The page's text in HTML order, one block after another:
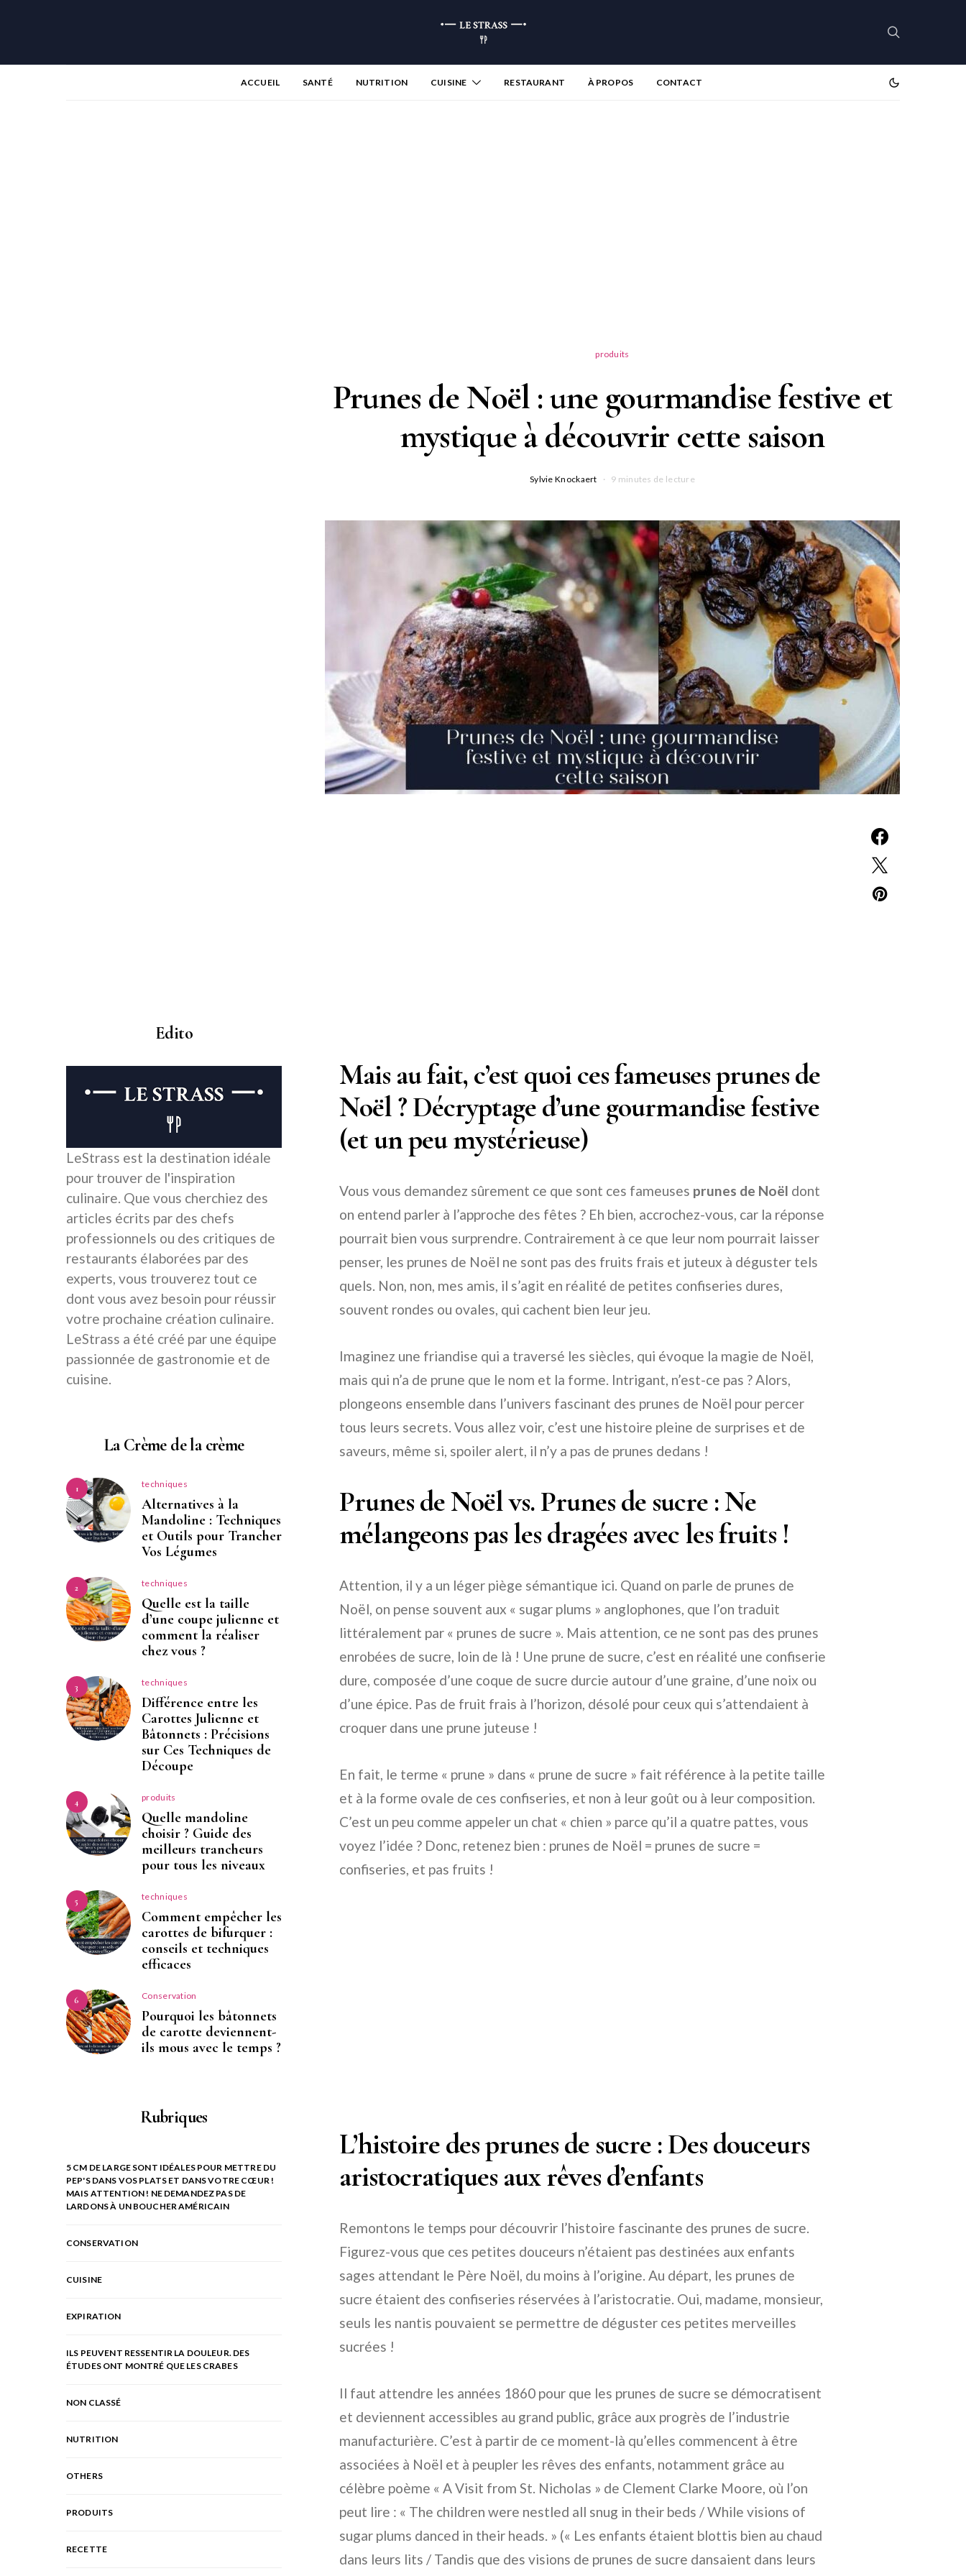
ACCUEIL SANTÉ NUTRITION CUISINE RESTAURANT À PROPOS CONTACT
produits
Prunes de Noël : une gourmandise festive et
mystique à découvrir cette saison
Sylvie Knockaert 9 minutes de lecture
Mais au fait, c’est quoi ces fameuses prunes de
Noël ? Décryptage d’une gourmandise festive
(et un peu mystérieuse)
Vous vous demandez sûrement ce que sont ces fameuses prunes de Noël dont
on entend parler à l’approche des fêtes ? Eh bien, accrochez-vous, car la réponse
pourrait bien vous surprendre. Contrairement à ce que leur nom pourrait laisser
penser, les prunes de Noël ne sont pas des fruits frais et juteux à déguster tels
quels. Non, non, mes amis, il s’agit en réalité de petites confiseries dures,
souvent rondes ou ovales, qui cachent bien leur jeu.
Imaginez une friandise qui a traversé les siècles, qui évoque la magie de Noël,
mais qui n’a de prune que le nom et la forme. Intrigant, n’est-ce pas ? Alors,
plongeons ensemble dans l’univers fascinant des prunes de Noël pour percer
tous leurs secrets. Vous allez voir, c’est une histoire pleine de surprises et de
saveurs, même si, spoiler alert, il n’y a pas de prunes dedans !
Prunes de Noël vs. Prunes de sucre : Ne
mélangeons pas les dragées avec les fruits !
Attention, il y a un léger piège sémantique ici. Quand on parle de prunes de
Noël, on pense souvent aux « sugar plums » anglophones, que l’on traduit
littéralement par « prunes de sucre ». Mais attention, ce ne sont pas des prunes
enrobées de sucre, loin de là ! Une prune de sucre, c’est en réalité une confiserie
dure, composée d’une coque de sucre durcie autour d’une graine, d’une noix ou
d’une épice. Pas de fruit frais à l’horizon, désolé pour ceux qui s’attendaient à
croquer dans une prune juteuse !
En fait, le terme « prune » dans « prune de sucre » fait référence à la petite taille
et à la forme ovale de ces confiseries, et non à leur goût ou à leur composition.
C’est un peu comme appeler un chat « chien » parce qu’il a quatre pattes, vous
voyez l’idée ? Donc, retenez bien : prunes de Noël = prunes de sucre =
confiseries, et pas fruits !
L’histoire des prunes de sucre : Des douceurs
aristocratiques aux rêves d’enfants
Remontons le temps pour découvrir l’histoire fascinante des prunes de sucre.
Figurez-vous que ces petites douceurs n’étaient pas destinées aux enfants
sages attendant le Père Noël, du moins à l’origine. Au départ, les prunes de
sucre étaient des confiseries réservées à l’aristocratie. Oui, madame, monsieur,
seuls les nantis pouvaient se permettre de déguster ces petites merveilles
sucrées !
Il faut attendre les années 1860 pour que les prunes de sucre se démocratisent
et deviennent accessibles au grand public, grâce aux progrès de l’industrie
manufacturière. C’est à partir de ce moment-là qu’elles commencent à être
associées à Noël et à peupler les rêves des enfants, notamment grâce au
célèbre poème « A Visit from St. Nicholas » de Clement Clarke Moore, où l’on
peut lire : « The children were nestled all snug in their beds / While visions of
sugar plums danced in their heads. » (« Les enfants étaient blottis bien au chaud
dans leurs lits / Tandis que des visions de prunes de sucre dansaient dans leurs
Edito
LeStrass est la destination idéale
pour trouver de l'inspiration
culinaire. Que vous cherchiez des
articles écrits par des chefs
professionnels ou des critiques de
restaurants élaborées par des
experts, vous trouverez tout ce
dont vous avez besoin pour réussir
votre prochaine création culinaire.
LeStrass a été créé par une équipe
passionnée de gastronomie et de
cuisine.
La Crème de la crème
1 techniques
Alternatives à la
Mandoline : Techniques
et Outils pour Trancher
Vos Légumes
2 techniques
Quelle est la taille
d’une coupe julienne et
comment la réaliser
chez vous ?
3 techniques
Différence entre les
Carottes Julienne et
Bâtonnets : Précisions
sur Ces Techniques de
Découpe
4 produits
Quelle mandoline
choisir ? Guide des
meilleurs trancheurs
pour tous les niveaux
5 techniques
Comment empêcher les
carottes de bifurquer :
conseils et techniques
efficaces
6 Conservation
Pourquoi les bâtonnets
de carotte deviennent-
ils mous avec le temps ?
Rubriques
5 CM DE LARGE SONT IDÉALES POUR METTRE DU
PEP'S DANS VOS PLATS ET DANS VOTRE CŒUR !
MAIS ATTENTION ! NE DEMANDEZ PAS DE
LARDONS À UN BOUCHER AMÉRICAIN
CONSERVATION
CUISINE
EXPIRATION
ILS PEUVENT RESSENTIR LA DOULEUR. DES
ÉTUDES ONT MONTRÉ QUE LES CRABES
NON CLASSÉ
NUTRITION
OTHERS
PRODUITS
RECETTE